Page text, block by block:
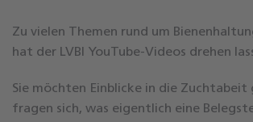
Zu vielen Themen rund um
hat der LVBI YouTube-Videos drehen
Sie möchten Einblicke in die Zuchtabeit
fragen sich, was eigentlich eine